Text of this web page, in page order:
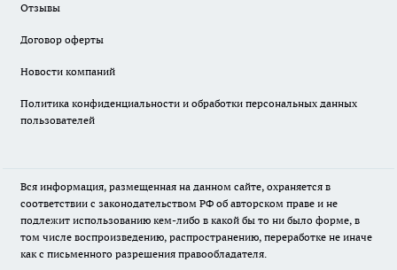
Отзывы
Договор оферты
Новости компаний
Политика конфиденциальности и обработки персональных данных
пользователей
Вся информация, размещенная на данном сайте, охраняется в
соответствии с законодательством РФ об авторском праве и не
подлежит использованию кем-либо в какой бы то ни было форме, в
том числе воспроизведению, распространению, переработке не иначе
как с письменного разрешения правообладателя.